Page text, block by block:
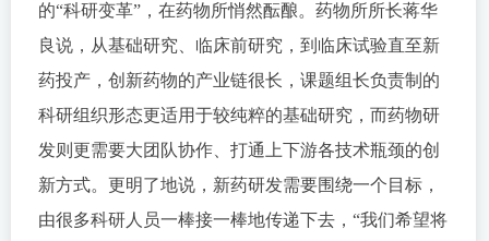
的“科研变革”，在药物所悄然酝酿。药物所所长蒋华
良说，从基础研究、临床前研究，到临床试验直至新
药投产，创新药物的产业链很长，课题组长负责制的
科研组织形态更适用于较纯粹的基础研究，而药物研
发则更需要大团队协作、打通上下游各技术瓶颈的创
新方式。更明了地说，新药研发需要围绕一个目标，
由很多科研人员一棒接一棒地传递下去，“我们希望将